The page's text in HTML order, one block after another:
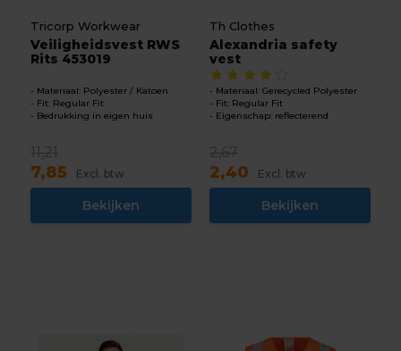
Tricorp Workwear
Veiligheidsvest RWS
Rits 453019
Materiaal: Polyester / Katoen
Fit: Regular Fit
Bedrukking in eigen huis
11,21
7,85 Excl. btw
Bekijken
Th Clothes
Alexandria safety
vest
Materiaal: Gerecycled Polyester
Fit: Regular Fit
Eigenschap: reflecterend
2,67
2,40 Excl. btw
Bekijken